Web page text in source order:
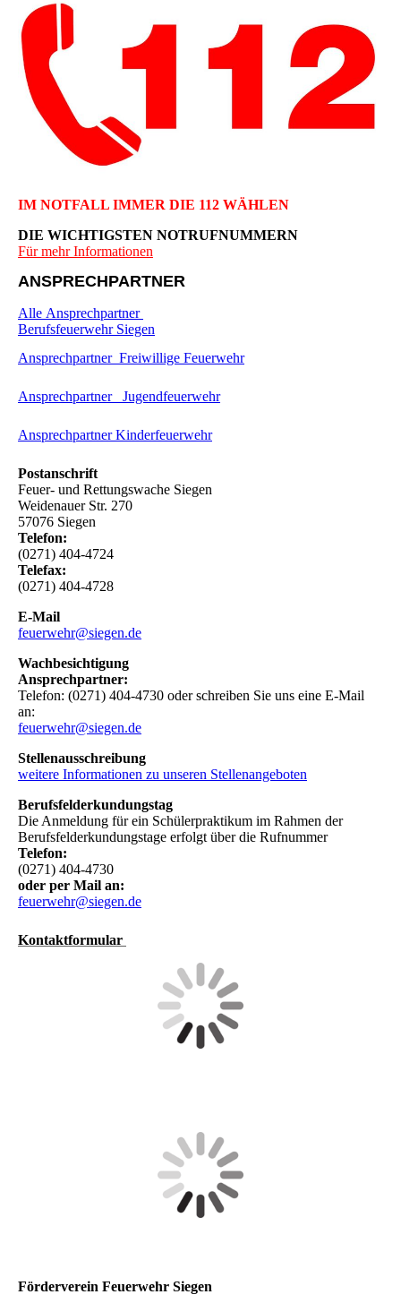
IM NOTFALL IMMER DIE 112 WÄHLEN
DIE WICHTIGSTEN NOTRUFNUMMERN
Für mehr Informationen
ANSPRECHPARTNER
Alle Ansprechpartner
Berufsfeuerwehr Siegen
Ansprechpartner Freiwillige Feuerwehr
Ansprechpartner Jugendfeuerwehr
Ansprechpartner Kinderfeuerwehr
Postanschrift
Feuer- und Rettungswache Siegen
Weidenauer Str. 270
57076 Siegen
Telefon:
(0271) 404-4724
Telefax:
(0271) 404-4728
E-Mail
feuerwehr@siegen.de
Wachbesichtigung
Ansprechpartner:
Telefon: (0271) 404-4730 oder schreiben Sie uns eine E-Mail
an:
feuerwehr@siegen.de
Stellenausschreibung
weitere Informationen zu unseren Stellenangeboten
Berufsfelderkundungstag
Die Anmeldung für ein Schülerpraktikum im Rahmen der
Berufsfelderkundungstage erfolgt über die Rufnummer
Telefon:
(0271) 404-4730
oder per Mail an:
feuerwehr@siegen.de
Kontaktformular
Förderverein Feuerwehr Siegen